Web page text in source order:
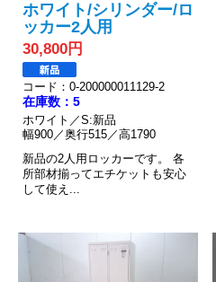
ホワイト/シリンダー/ロ
ッカー2人用
30,800円
コード：0-200000011129-2
在庫数：5
ホワイト／S:新品
幅900／奥行515／高1790
新品の2人用ロッカーです。
各
所部材揃ってエチケットも安心
して使え...